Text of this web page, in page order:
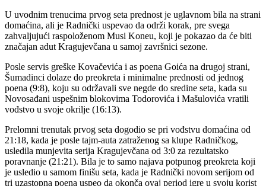
U uvodnim trenucima prvog seta prednost je uglavnom bila na strani
domaćina, ali je Radnički uspevao da održi korak, pre svega
zahvaljujući raspoloženom Musi Koneu, koji je pokazao da će biti
značajan adut Kragujevčana u samoj završnici sezone.
Posle servis greške Kovačevića i as poena Goića na drugoj strani,
Šumadinci dolaze do preokreta i minimalne prednosti od jednog
poena (9:8), koju su održavali sve negde do sredine seta, kada su
Novosađani uspešnim blokovima Todorovića i Mašulovića vratili
vođstvo u svoje okrilje (16:13).
Prelomni trenutak prvog seta dogodio se pri vođstvu domaćina od
21:18, kada je posle tajm-auta zatraženog sa klupe Radničkog,
usledila munjevita serija Kragujevčana od 3:0 za rezultatsko
poravnanje (21:21). Bila je to samo najava potpunog preokreta koji
je usledio u samom finišu seta, kada je Radnički novom serijom od
tri uzastopna poena uspeo da okonča ovaj period igre u svoju korist